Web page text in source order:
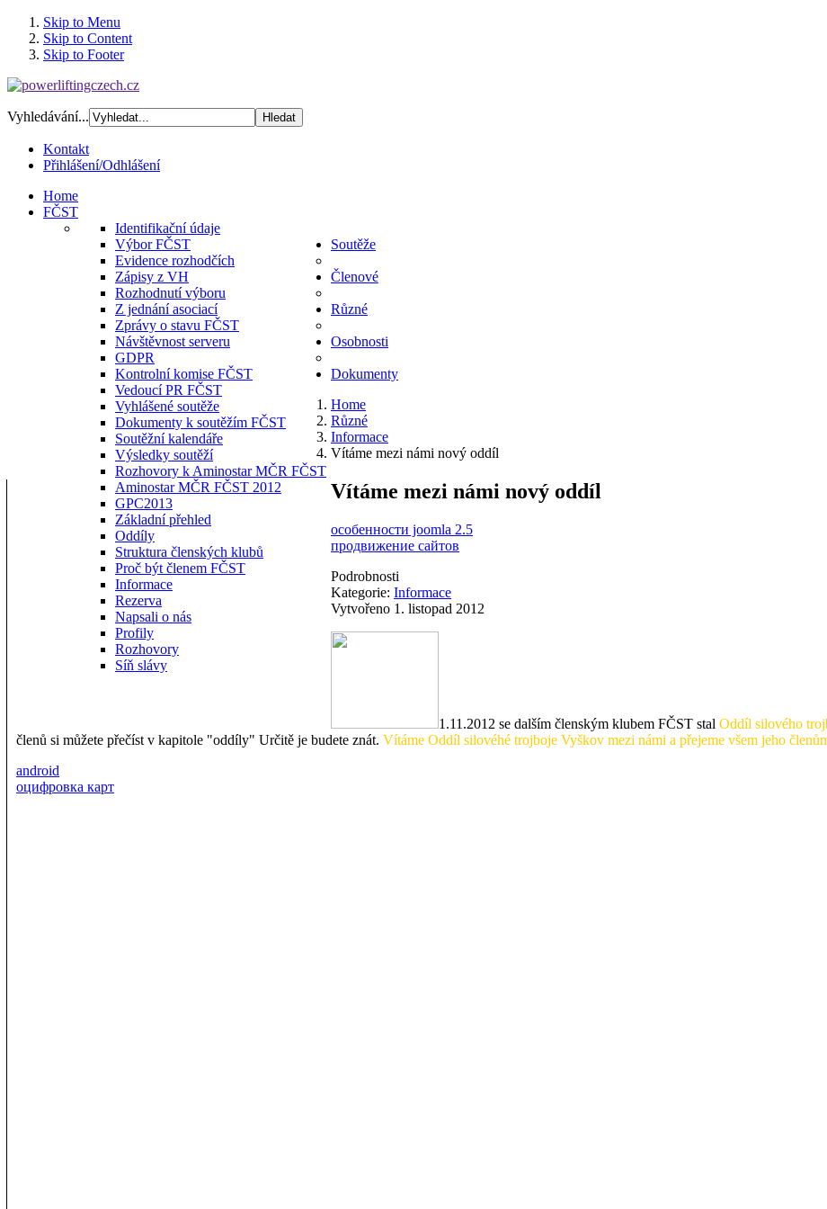
Skip to Menu
Skip to Content
Skip to Footer
Vyhledávání...
Kontakt
Přihlášení/Odhlášení
Home
FČST
Identifikační údaje
Výbor FČST
Evidence rozhodčích
Zápisy z VH
Rozhodnutí výboru
Z jednání asociací
Zprávy o stavu FČST
Návštěvnost serveru
GDPR
Kontrolní komise FČST
Vedoucí PR FČST
Soutěže
Vyhlášené soutěže
Dokumenty k soutěžím FČST
Soutěžní kalendáře
Výsledky soutěží
Rozhovory k Aminostar MČR FČST
Aminostar MČR FČST 2012
GPC2013
Členové
Základní přehled
Oddíly
Struktura členských klubů
Proč být členem FČST
Různé
Informace
Rezerva
Osobnosti
Napsali o nás
Profily
Rozhovory
Síň slávy
Dokumenty
Home
Různé
Informace
Vítáme mezi námi nový oddíl
Vítáme mezi námi nový oddíl
особенности joomla 2.5
продвижение сайтов
Podrobnosti
Kategorie: Informace
Vytvořeno 1. listopad 2012
1.11.2012 se dalším členským klubem FČST stal Oddíl silového
členů si můžete přečíst v kapitole "oddíly" Určitě je budete znát. Vítáme Oddíl silovéhé trojboje Vyškov mezi námi a přejeme všem jeho
android
оцифровка карт